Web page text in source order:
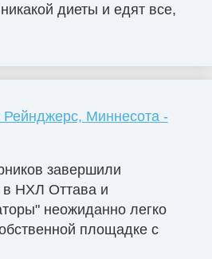
диеты и едят все,
Миннесота -
завершили
в НХЛ Оттава и
неожиданно легко
площадке с